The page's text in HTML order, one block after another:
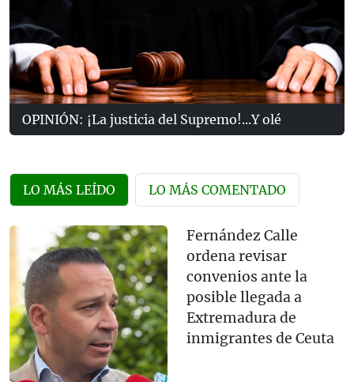
OPINIÓN: ¡La justicia del Supremo!...Y olé
LO MÁS LEÍDO LO MÁS COMENTADO
Fernández Calle
ordena revisar
convenios ante la
posible llegada a
Extremadura de
inmigrantes de Ceuta